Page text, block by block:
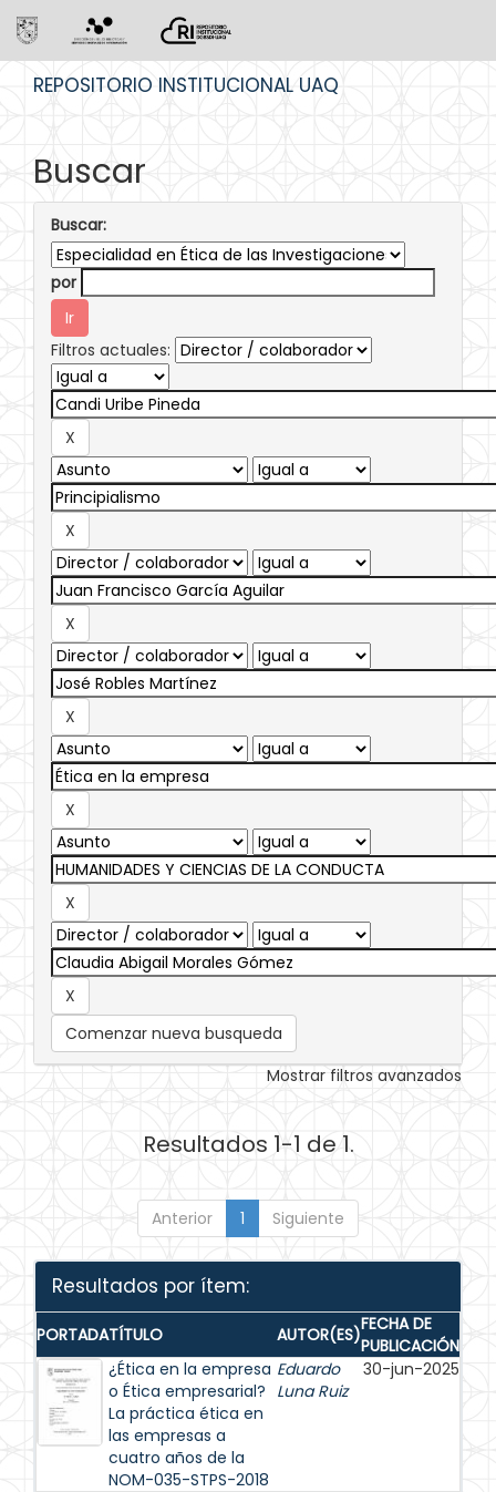
REPOSITORIO INSTITUCIONAL UAQ
Buscar
Buscar:
por
Filtros actuales:
Comenzar nueva busqueda
Mostrar filtros avanzados
Resultados 1-1 de 1.
Anterior 1 Siguiente
Resultados por ítem:
PORTADATÍTULO AUTOR(ES)FECHA DE
PUBLICACIÓN
¿Ética en la empresa
o Ética empresarial?
La práctica ética en
las empresas a
cuatro años de la
NOM-035-STPS-2018
Eduardo
Luna Ruiz
30-jun-2025